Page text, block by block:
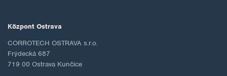
Központ Ostrava
CORROTECH OSTRAVA s.r.o.
Frýdecká 687
719 00 Ostrava Kunčice